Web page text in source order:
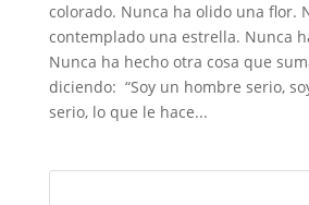
colorado. Nunca ha olido una flor.
contemplado una estrella. Nunca
Nunca ha hecho otra cosa que
diciendo: “Soy un hombre serio,
serio, lo que le hace...